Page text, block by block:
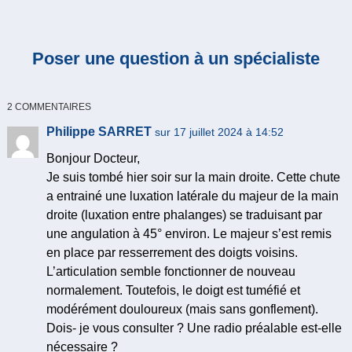
Poser une question à un spécialiste
2 COMMENTAIRES
Philippe SARRET sur 17 juillet 2024 à 14:52
Bonjour Docteur,
Je suis tombé hier soir sur la main droite. Cette chute
a entrainé une luxation latérale du majeur de la main
droite (luxation entre phalanges) se traduisant par
une angulation à 45° environ. Le majeur s’est remis
en place par resserrement des doigts voisins.
L’articulation semble fonctionner de nouveau
normalement. Toutefois, le doigt est tuméfié et
modérément douloureux (mais sans gonflement).
Dois- je vous consulter ? Une radio préalable est-elle
nécessaire ?